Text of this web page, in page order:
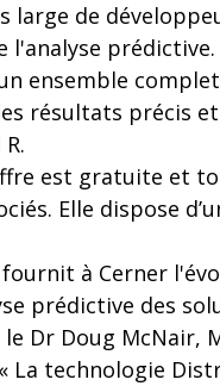
de
l'analyse prédictive.
ensemble
résultats précis
est gratuite et
Elle dispose
fournit à Cerner
prédictive des
Dr Doug McNair,
La technologie